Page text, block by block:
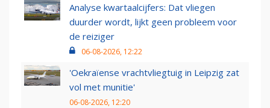
Analyse kwartaalcijfers: Dat vliegen
duurder wordt, lijkt geen probleem voor
de reiziger
06-08-2026, 12:22
'Oekraïense vrachtvliegtuig in Leipzig zat
vol met munitie'
06-08-2026, 12:20